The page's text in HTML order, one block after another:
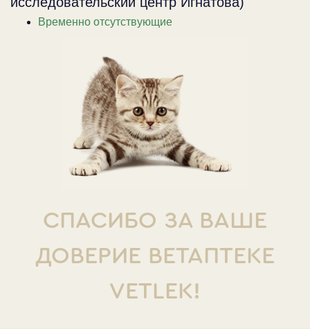
Временно отсутствующие
СПАСИБО ЗА ВАШЕ
ДОВЕРИЕ ВЕТАПТЕКЕ
VETLEK!